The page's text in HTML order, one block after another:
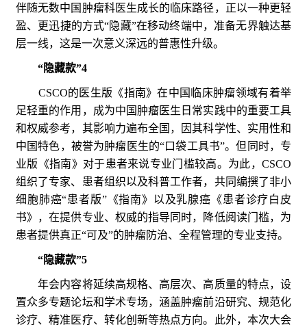
伴随无数中国肿瘤科医生成长的临床路径，正以一种更轻
盈、更迅捷的方式“隐藏”在移动终端中，准备无界触达基
层一线，这是一次意义深远的普惠性升级。
“隐藏款”4
CSCO的医生版《指南》在中国临床肿瘤领域有着举
足轻重的作用，成为中国肿瘤医生日常实践中的重要工具
和权威参考，其影响力遍布全国，因其科学性、实用性和
中国特色，被誉为肿瘤医生的“口袋工具书”。但同时，专
业版《指南》对于患者来说专业门槛较高。为此，CSCO
组织了专家、患者组织以及科普工作者，共同编撰了非小
细胞肺癌“患者版”《指南》以及乳腺癌《患者诊疗白皮
书》，在提供专业、权威的指导同时，降低阅读门槛，为
患者提供真正“可及”的肿瘤防治、全程管理的专业支持。
“隐藏款”5
年会内容将延续高规格、高层次、高质量的特点，设
置众多专题论坛和学术专场，涵盖肿瘤前沿研究、规范化
诊疗、精准医疗、转化创新等热点方向。此外，本次大会